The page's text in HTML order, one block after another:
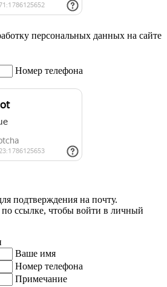
персональных данных на сайте
Номер телефона
подтверждения на почту.
ссылке, чтобы войти в личный
Ваше имя
Номер телефона
Примечание